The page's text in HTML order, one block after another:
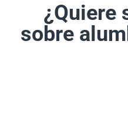
¿Quiere
sobre